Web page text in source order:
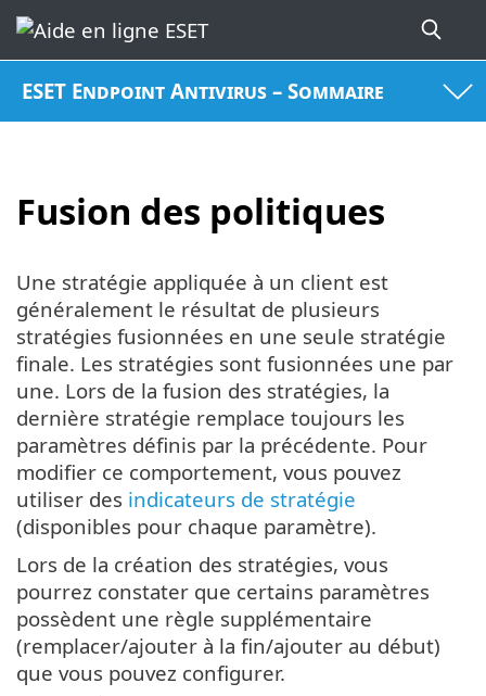
ESET Endpoint Antivirus – Sommaire
Fusion des politiques
Une stratégie appliquée à un client est
généralement le résultat de plusieurs
stratégies fusionnées en une seule stratégie
finale. Les stratégies sont fusionnées une par
une. Lors de la fusion des stratégies, la
dernière stratégie remplace toujours les
paramètres définis par la précédente. Pour
modifier ce comportement, vous pouvez
utiliser des indicateurs de stratégie
(disponibles pour chaque paramètre).
Lors de la création des stratégies, vous
pourrez constater que certains paramètres
possèdent une règle supplémentaire
(remplacer/ajouter à la fin/ajouter au début)
que vous pouvez configurer.